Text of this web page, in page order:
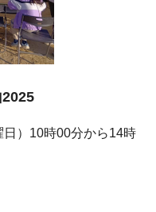
日）10時00分から14時